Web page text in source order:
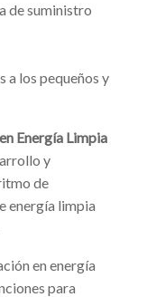
de suministro
a los pequeños y
Energía Limpia
y
de
energía limpia
en energía
para